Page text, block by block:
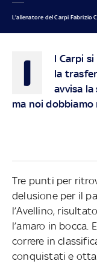
L'allenatore del Carpi Fabrizio
I
l Carpi
la
avvisa
ma noi dobbiamo
Tre punti per
delusione per il
l’Avellino,
l’amaro in
correre in
conquistati e